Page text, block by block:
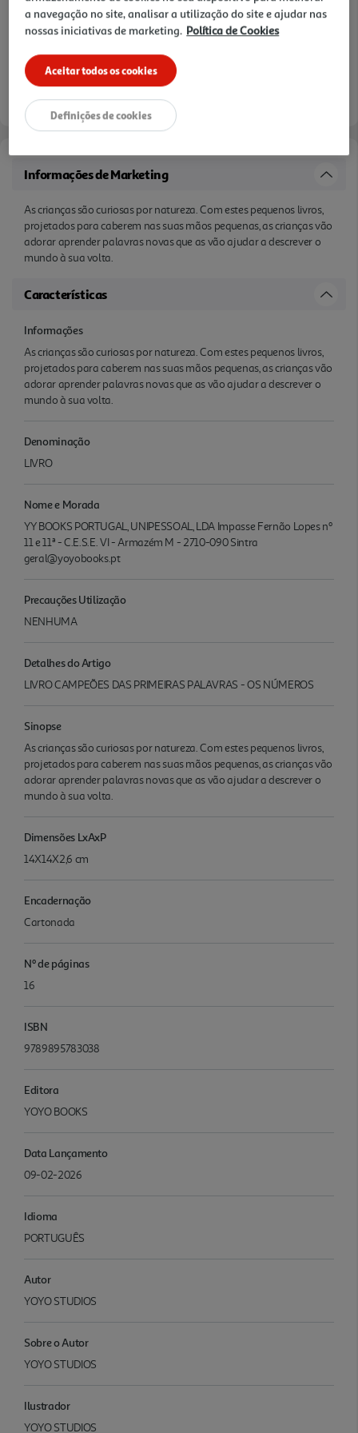
Informações de Marketing
As crianças são curiosas por natureza. Com estes pequenos livros,
projetados para caberem nas suas mãos pequenas, as crianças vão
adorar aprender palavras novas que as vão ajudar a descrever o
mundo à sua volta.
Características
Informações
As crianças são curiosas por natureza. Com estes pequenos livros,
projetados para caberem nas suas mãos pequenas, as crianças vão
adorar aprender palavras novas que as vão ajudar a descrever o
mundo à sua volta.
Denominação
LIVRO
Nome e Morada
YY BOOKS PORTUGAL, UNIPESSOAL, LDA Impasse Fernão Lopes nº
11 e 11ª - C.E.S.E. VI - Armazém M - 2710-090 Sintra
geral@yoyobooks.pt
Precauções Utilização
NENHUMA
Detalhes do Artigo
LIVRO CAMPEÕES DAS PRIMEIRAS PALAVRAS - OS NÚMEROS
Sinopse
As crianças são curiosas por natureza. Com estes pequenos livros,
projetados para caberem nas suas mãos pequenas, as crianças vão
adorar aprender palavras novas que as vão ajudar a descrever o
mundo à sua volta.
Dimensões LxAxP
14X14X2,6 cm
Encadernação
Cartonada
Nº de páginas
16
ISBN
9789895783038
Editora
YOYO BOOKS
Data Lançamento
09-02-2026
Idioma
PORTUGUÊS
Autor
YOYO STUDIOS
Sobre o Autor
YOYO STUDIOS
Ilustrador
YOYO STUDIOS
a navegação no site, analisar a utilização do site e ajudar nas
nossas iniciativas de marketing. Política de Cookies
Aceitar todos os cookies
Definições de cookies